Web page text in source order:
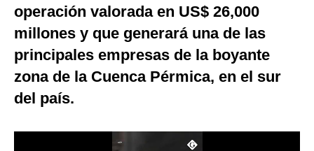
Tecnología
Club del Suscriptor
Mix
G de Gestión
operación valorada en US$ 26,000
millones y que generará una de las
principales empresas de la boyante
zona de la Cuenca Pérmica, en el sur
del país.